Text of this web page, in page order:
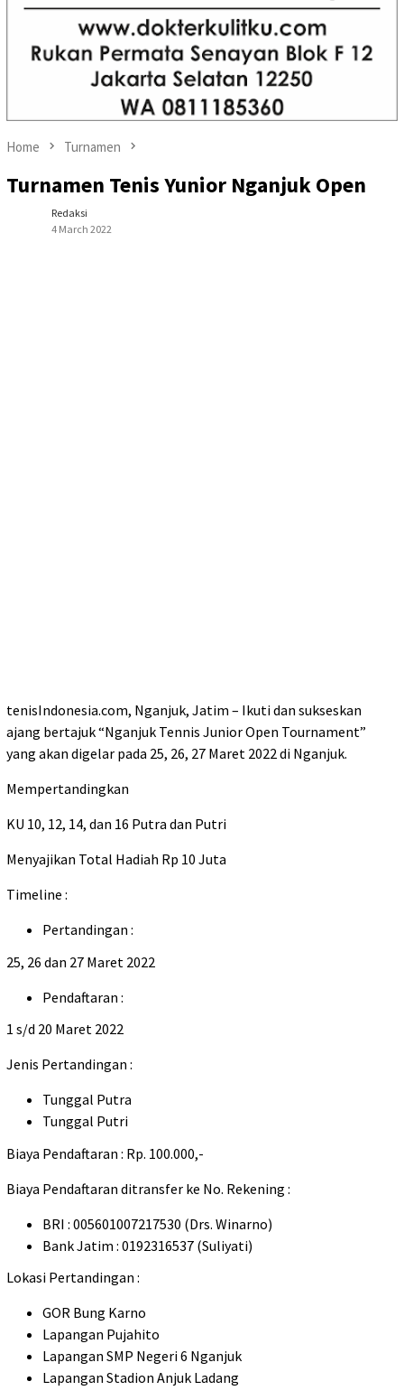
Home Turnamen
Turnamen Tenis Yunior Nganjuk Open
Redaksi
4 March 2022
tenisIndonesia.com, Nganjuk, Jatim – Ikuti dan sukseskan
ajang bertajuk “Nganjuk Tennis Junior Open Tournament”
yang akan digelar pada 25, 26, 27 Maret 2022 di Nganjuk.
Mempertandingkan
KU 10, 12, 14, dan 16 Putra dan Putri
Menyajikan Total Hadiah Rp 10 Juta
Timeline :
Pertandingan :
25, 26 dan 27 Maret 2022
Pendaftaran :
1 s/d 20 Maret 2022
Jenis Pertandingan :
Tunggal Putra
Tunggal Putri
Biaya Pendaftaran : Rp. 100.000,-
Biaya Pendaftaran ditransfer ke No. Rekening :
BRI : 005601007217530 (Drs. Winarno)
Bank Jatim : 0192316537 (Suliyati)
Lokasi Pertandingan :
GOR Bung Karno
Lapangan Pujahito
Lapangan SMP Negeri 6 Nganjuk
Lapangan Stadion Anjuk Ladang